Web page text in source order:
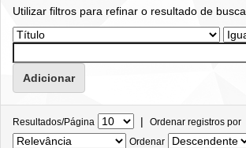
Utilizar filtros para refinar o resultado de busca.
Resultados/Página | Ordenar registros por
Ordenar